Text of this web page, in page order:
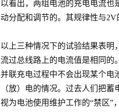
以看出，两组电池的充电电流也
动分配和调节的。其规律性与
以上三种情况下的试验结果表明
流过总线路上的电流值是相同的
并联充电过程中不会出现某个电
（放）电的情况。过去人们把
视为电池使用维护工作的“禁区”